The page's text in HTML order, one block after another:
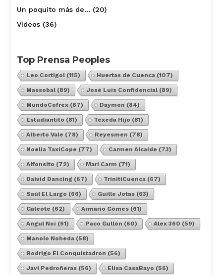
Un poquito más de… (20)
Vídeos(36)
Top Prensa Peoples
Leo Cortigol(115) Huertas de Cuenca(107)
Massobal(89) José Luis Confidencial(89)
MundoCofrex(87) Daymon (84)
Estudiantito (81) Texeda Hijo (81)
Alberto Vale (78) Reyesmen (78)
Noelia TaxiCope (77) Carmen Alcaide (73)
Alfonsito (72) Mari Carm (71)
Daivid Dancing (67) TrinitiCuenca(67)
Saúl El Largo (66) Guille Jotas(63)
Galeote (62) Armario Gómes(61)
Angul Noi (61) Paco Gullón (60) Alex 360 (59)
Manolo Noheda(58)
Rodrigo El Conquistadron (56)
Javi Pedroñeras(56) Elisa CasaBayo (56)